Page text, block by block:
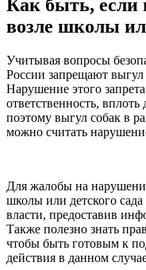
Как быть, если
возле школы
Учитывая вопросы
России запрещают выгул
Нарушение этого
ответственность,
поэтому выгул собак в
можно считать
Для жалобы на
школы или детского
власти, предоставив
Также полезно знать
чтобы быть готовым к
действия в данном